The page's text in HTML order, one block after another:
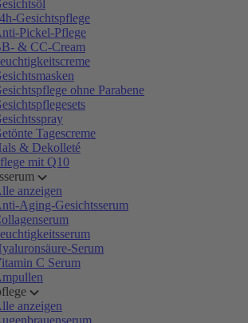
Gesichtspflege
Pickel-Pflege
& CC-Cream
ohne Parabene
Tagescreme
& Dekolleté
mit Q10
anzeigen
Aging-Gesichtsserum
Serum
C Serum
anzeigen